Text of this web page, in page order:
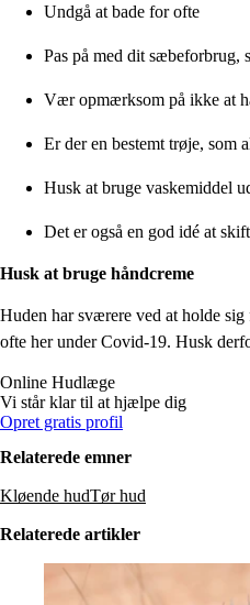
Undgå at bade for ofte
Pas på med dit sæbeforbrug,
Vær opmærksom på ikke at
Er der en bestemt trøje, som
Husk at bruge vaskemiddel
Det er også en god idé at
Husk at bruge håndcreme
Huden har sværere ved at holde
ofte her under Covid-19. Husk
Online Hudlæge
Vi står klar til at hjælpe dig
Opret gratis profil
Relaterede emner
Kløende hudTør hud
Relaterede artikler